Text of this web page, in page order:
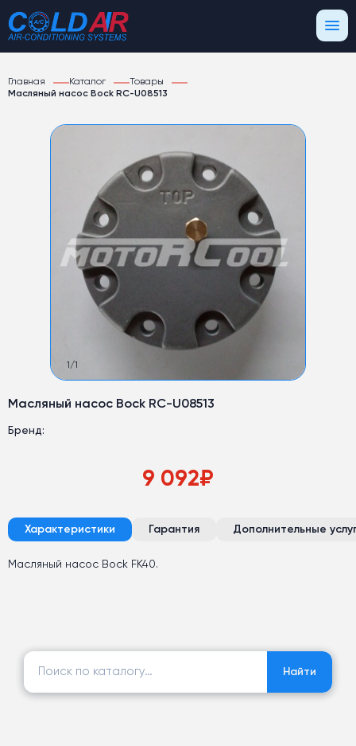
Главная Каталог
Товары
Масляный насос Bock RC-U08513
1 /1
Масляный насос Bock RC-U08513
Бренд:
9 092₽
Характеристики Гарантия Дополнительные
Масляный насос Bock FK40.
Найти:
Найти